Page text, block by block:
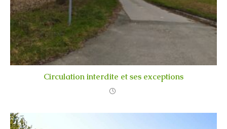
Circulation interdite et ses exceptions